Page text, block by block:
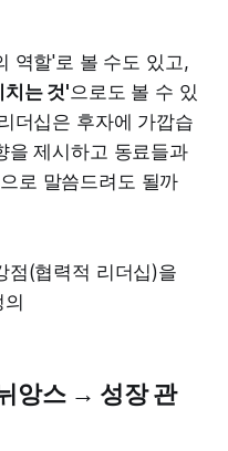
역할'로 볼 수도 있고,
치는 것'으로도 볼 수 있
더십은 후자에 가깝습
을 제시하고 동료들과
로 말씀드려도 될까
(협력적 리더십)을
의
앙스 → 성장 관